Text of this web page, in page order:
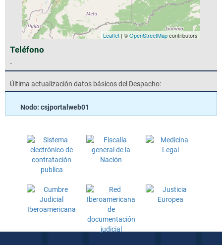
Leaflet| ©OpenStreetMapcontributors
Teléfono
-
Última actualización datos básicos del Despacho:
Nodo: csjportalweb01